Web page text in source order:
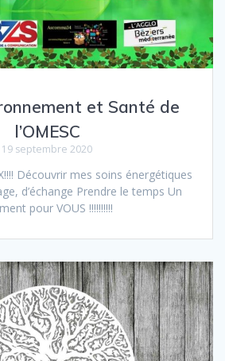
et Santé de
l’OMESC
19 septembre 2020
Découvrir mes soins énergétiques
d’échange Prendre le temps Un
pour VOUS !!!!!!!!!!